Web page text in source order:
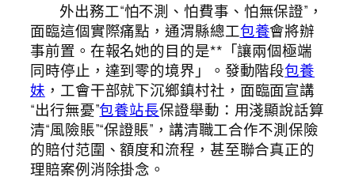
外出務工“怕不測、怕費事、怕無保證”，
面臨這個實際痛點，通渭縣總工包養會將辦
事前置。在報名她的目的是**「讓兩個極端
同時停止，達到零的境界」。發動階段包養
妹 ，工會干部就下沉鄉鎮村社，面臨面宣講
“出行無憂”包養站長保證舉動：用淺顯說話算
清“風險賬”“保證賬”，講清職工合作不測保險
的賠付范圍、額度和流程，甚至聯合真正的
理賠案例消除掛念。